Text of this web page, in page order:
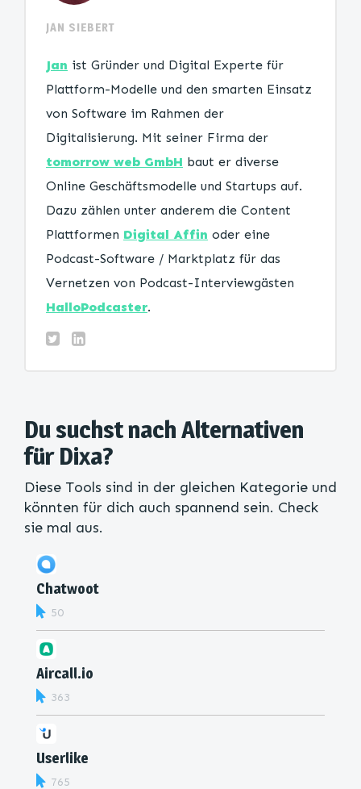
JAN SIEBERT
Jan ist Gründer und Digital Experte für
Plattform-Modelle und den smarten Einsatz
von Software im Rahmen der
Digitalisierung. Mit seiner Firma der
tomorrow web GmbH baut er diverse
Online Geschäftsmodelle und Startups auf.
Dazu zählen unter anderem die Content
Plattformen Digital Affin oder eine
Podcast-Software / Marktplatz für das
Vernetzen von Podcast-Interviewgästen
HalloPodcaster.
Du suchst nach Alternativen
für Dixa?
Diese Tools sind in der gleichen Kategorie und
könnten für dich auch spannend sein. Check
sie mal aus.
Chatwoot
50
Aircall.io
363
Userlike
765